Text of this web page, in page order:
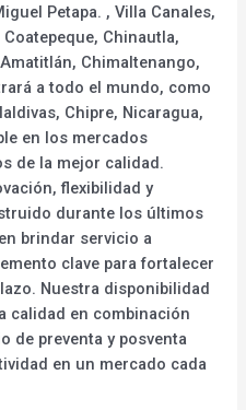
Petapa. , Villa Canales,
Chinautla,
Chimaltenango,
a todo el mundo, como
Chipre, Nicaragua,
en los mercados
de la mejor calidad.
flexibilidad y
durante los últimos
brindar servicio a
clave para fortalecer
Nuestra disponibilidad
calidad en combinación
de preventa y posventa
en un mercado cada